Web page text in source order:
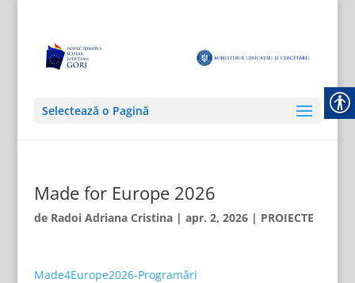
Selectează o Pagină
Made for Europe 2026
de Radoi Adriana Cristina| apr. 2, 2026| PROIECTE
Made4Europe2026-Programări